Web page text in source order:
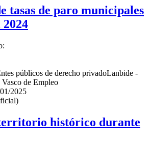
tasas de paro municipales
públicos de derecho privadoLanbide -
de Empleo
2025
histórico durante